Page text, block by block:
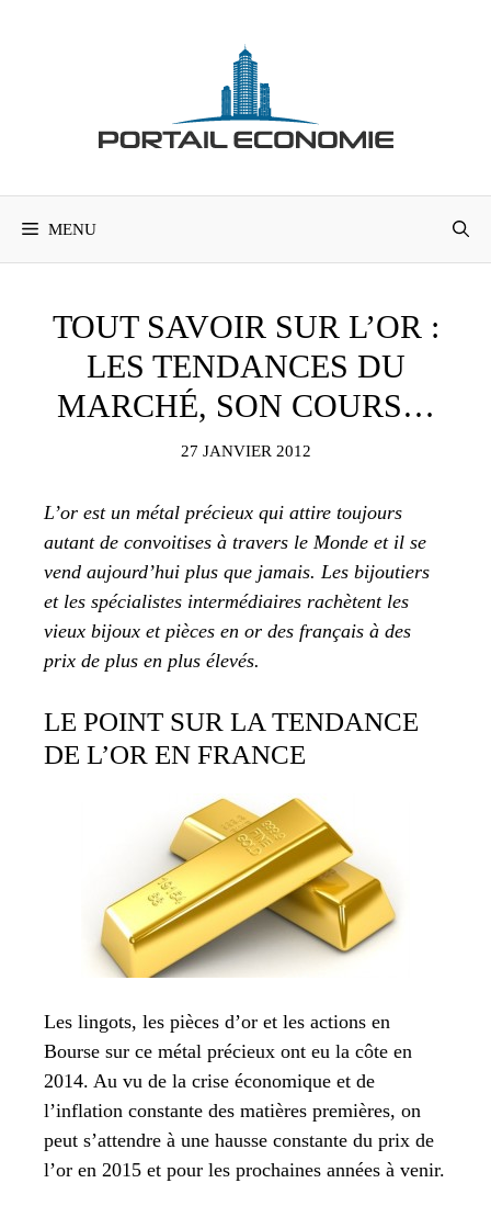
MENU
TOUT SAVOIR SUR L’OR :
LES TENDANCES DU
MARCHÉ, SON COURS…
27 JANVIER 2012
L’or est un métal précieux qui attire toujours
autant de convoitises à travers le Monde et il se
vend aujourd’hui plus que jamais. Les bijoutiers
et les spécialistes intermédiaires rachètent les
vieux bijoux et pièces en or des français à des
prix de plus en plus élevés.
LE POINT SUR LA TENDANCE
DE L’OR EN FRANCE
Les lingots, les pièces d’or et les actions en
Bourse sur ce métal précieux ont eu la côte en
2014. Au vu de la crise économique et de
l’inflation constante des matières premières, on
peut s’attendre à une hausse constante du prix de
l’or en 2015 et pour les prochaines années à venir.